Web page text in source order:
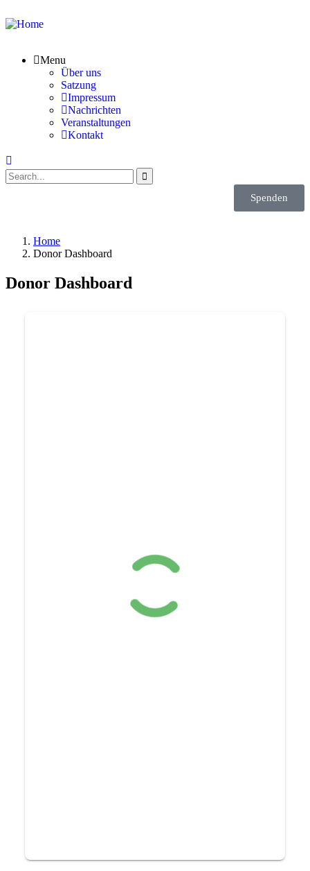
Menu
Über uns
Satzung
Impressum
Nachrichten
Veranstaltungen
Kontakt
Spenden
Home
Donor Dashboard
Donor Dashboard